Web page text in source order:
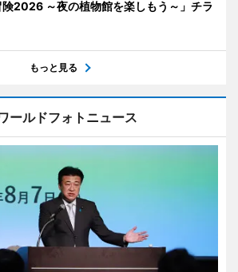
険2026 ～夜の植物館を楽しもう～」チラ
もっと見る
ールドフォトニュース